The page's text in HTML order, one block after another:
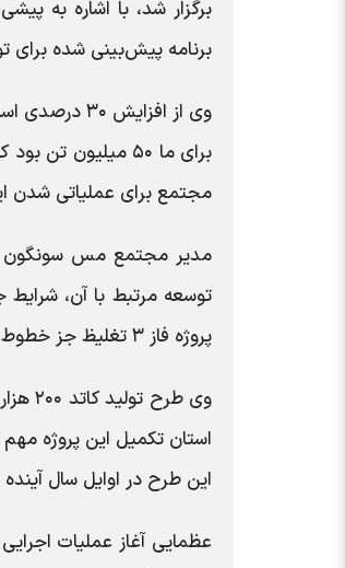
برگزار شد، با اشاره به
برنامه پیش‌بینی شده
وی از
مجتمع برای عملیاتی شدن
مدیر مجتمع مس سونگون
توسعه مرتبط با آن،
پروژه‌ فاز ۳ تغلیظ جز خطوط قرمز ما در اجرای طرح کیمیا است که تلاش می‌شود مطابق برنامه به بهره‌برداری برسد.
وی
استان تکمیل این پروژه
این طرح در اوایل سال